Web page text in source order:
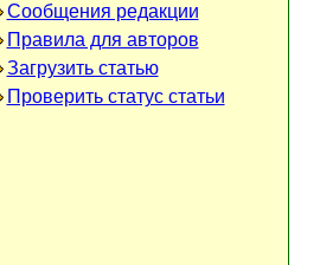
Сообщения редакции
Правила для авторов
Загрузить статью
Проверить статус статьи